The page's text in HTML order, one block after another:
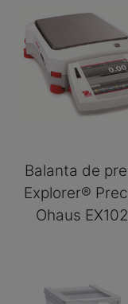
Balanta de
Explorer®
Ohaus